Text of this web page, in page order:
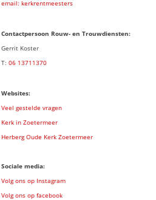
email: kerkrentmeesters
Contactpersoon Rouw- en Trouwdiensten:
Gerrit Koster
T: 06 13711370
Websites:
Veel gestelde vragen
Kerk in Zoetermeer
Herberg Oude Kerk Zoetermeer
Sociale media:
Volg ons op Instagram
Volg ons op facebook